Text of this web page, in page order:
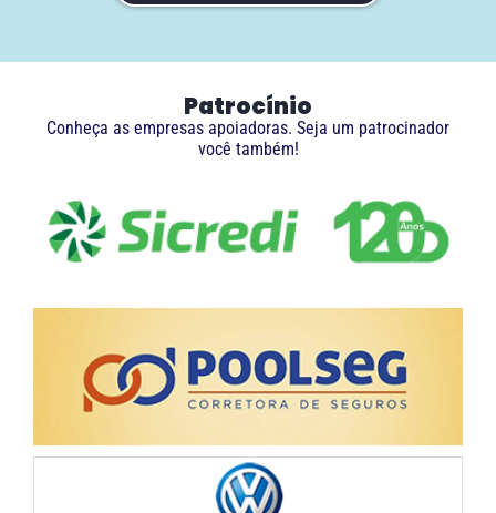
Patrocínio
Conheça as empresas apoiadoras. Seja um patrocinador
você também!